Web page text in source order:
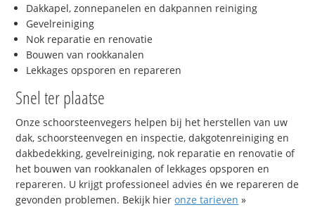
Dakkapel, zonnepanelen en dakpannen reiniging
Gevelreiniging
Nok reparatie en renovatie
Bouwen van rookkanalen
Lekkages opsporen en repareren
Snel ter plaatse
Onze schoorsteenvegers helpen bij het herstellen van uw
dak, schoorsteenvegen en inspectie, dakgotenreiniging en
dakbedekking, gevelreiniging, nok reparatie en renovatie of
het bouwen van rookkanalen of lekkages opsporen en
repareren. U krijgt professioneel advies én we repareren de
gevonden problemen. Bekijk hieronze tarieven »